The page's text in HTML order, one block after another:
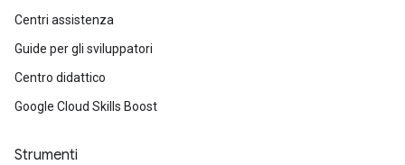
Centri assistenza
Guide per gli sviluppatori
Centro didattico
Google Cloud Skills Boost
Strumenti